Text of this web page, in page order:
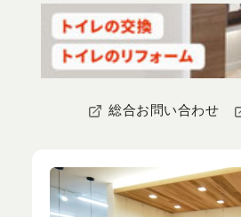
総合お問い合わせ